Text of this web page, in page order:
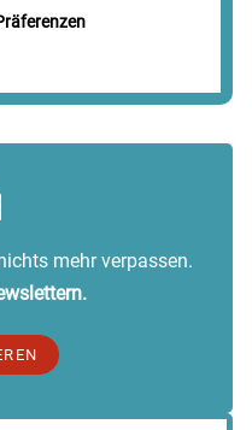
mehr verpassen.